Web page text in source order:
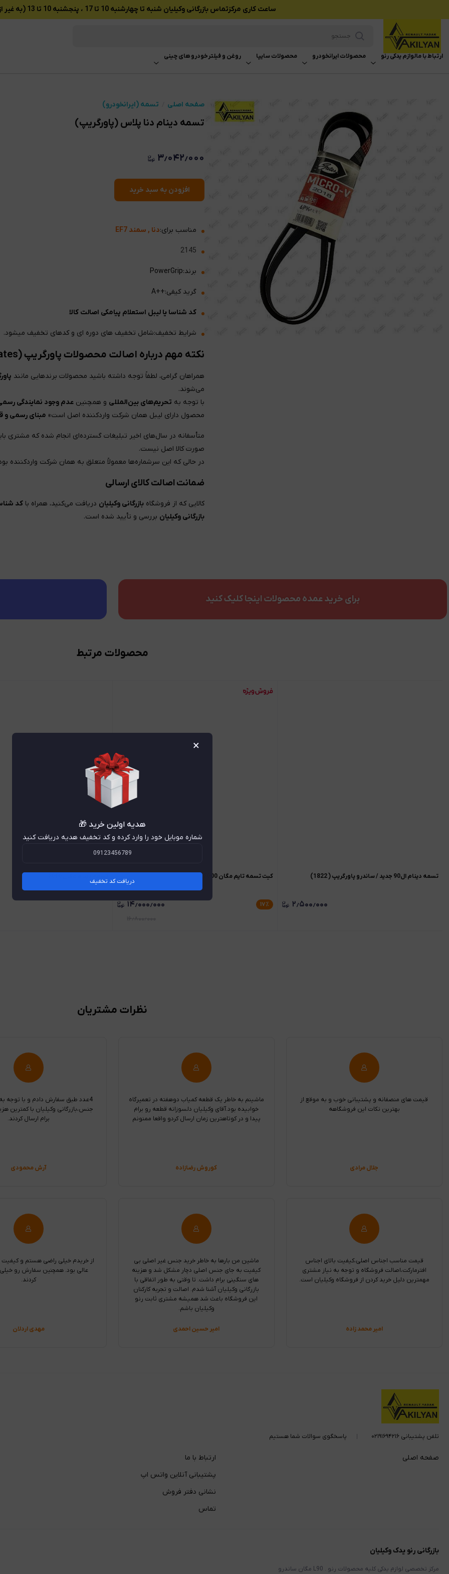
ساعت کاری مرکزتماس بازرگانی وکیلیان شنبه تا چهارشنبه 10 تا 17 ، پنجشنبه 10 تا 13 (به غیر از تعطیلات رسمی)
ارتباط با مالوازم یدکی رنو محصولات ایرانخودرو محصولات سایپا روغن و فیلتر خودرو های چینی
صفحه اصلی تسمه (ایرانخودرو)
تسمه دینام دنا پلاس (پاورگریپ)
۳٫۰۴۲٫۰۰۰
افزودن به سبد خرید
مناسب برای:دنا , سمند EF7
2145
برند:PowerGrip
گرید کیفی:++A
کد شناسا یا لیبل استعلام پیامکی اصالت کالا
شرایط تخفیف:شامل تخفیف های دوره ای و کدهای تخفیف میشود.
نکته مهم درباره اصالت محصولات پاورگریپ (Gates) و والئو (Valeo)
همراهان گرامی، لطفاً توجه داشته باشید محصولات برندهایی مانند
می‌شوند.
با توجه به تحریم‌های بین‌المللی و همچنین عدم وجود نمایندگی
محصول دارای لیبل همان شرکت واردکننده اصل است» مبنای رسمی و
متأسفانه در سال‌های اخیر تبلیغات گسترده‌ای انجام شده که مشتری
صورت کالا اصل نیست.
در حالی که این سرشماره‌ها معمولاً متعلق به همان شرکت
ضمانت اصالت کالای ارسالی
کالایی که از فروشگاه بازرگانی وکیلیان دریافت می‌کنید، همراه با کد
بازرگانی وکیلیان بررسی و تأیید شده است.
برای خرید عمده محصولات اینجا کلیک کنید
محصولات مرتبط
تسمه دینام ال90 جدید / ساندرو پاورگریپ ( 1822)
۲٫۵۰۰٫۰۰۰
کیت تسمه تایم مگان 2000
۱۷٪ ۱۴٫۰۰۰٫۰۰۰
نظرات مشتریان
قیمت های منصفانه و پشتیبانی خوب و به موقع از
بهترین نکات این فروشگاهه
جلال مرادی
ماشینم به خاطر یک قطعه کمیاب دوهفته در تعمیرگاه
خوابیده بود.آقای وکیلیان دلسوزانه قطعه رو برام
پیدا و در کوتاهترین زمان ارسال کردو واقعا ممنونم
کوروش رضازاده
4عدد طبق سفارش دادم و با توجه
جنس،بازرگانی وکیلیان با کمترین
برام ارسال کردند.
آرش محمودی
قیمت مناسب اجناس اصلی،کیفیت بالای اجناس
افترمارکت،اصالت فروشگاه و توجه به نیاز مشتری
مهمترین دلیل خرید کردن از فروشگاه وکیلیان است.
امیر محمد زاده
ماشین من بارها به خاطر خرید جنس غیر اصلی بی
کیفیت به جای جنس اصلی دچار مشکل شد و هزینه
های سنگینی برام داشت. تا وقتی به طور اتفاقی با
بازرگانی وکیلیان آشنا شدم. اصالت و تجربه کارکنان
این فروشگاه باعث شد همیشه مشتری ثابت رنو
وکیلیان باشم.
امیر حسین احمدی
از خریدم خیلی راضی هستم و
عالی بود. همچنین سفارش رو
کردند.
مهدی اردلان
تلفن پشتیبانی ۰۲۱۹۱۶۹۴۲۱۶ پاسخگوی سوالات شما هستیم
صفحه اصلی
ارتباط با ما
پشتیبانی آنلاین واتس اپ
نشانی دفتر فروش
تماس
بازرگانی رنو یدک وکیلیان
مرکز تخصصی لوازم یدکی کلیه محصولات رنو . L90 مگان ساندرو
×
هدیه اولین خرید 🎁
شماره موبایل خود را وارد کرده و کد تخفیف هدیه دریافت کنید
دریافت کد تخفیف